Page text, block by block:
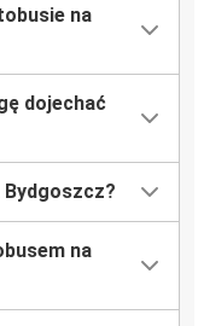
na
dojechać
Bydgoszcz?
na